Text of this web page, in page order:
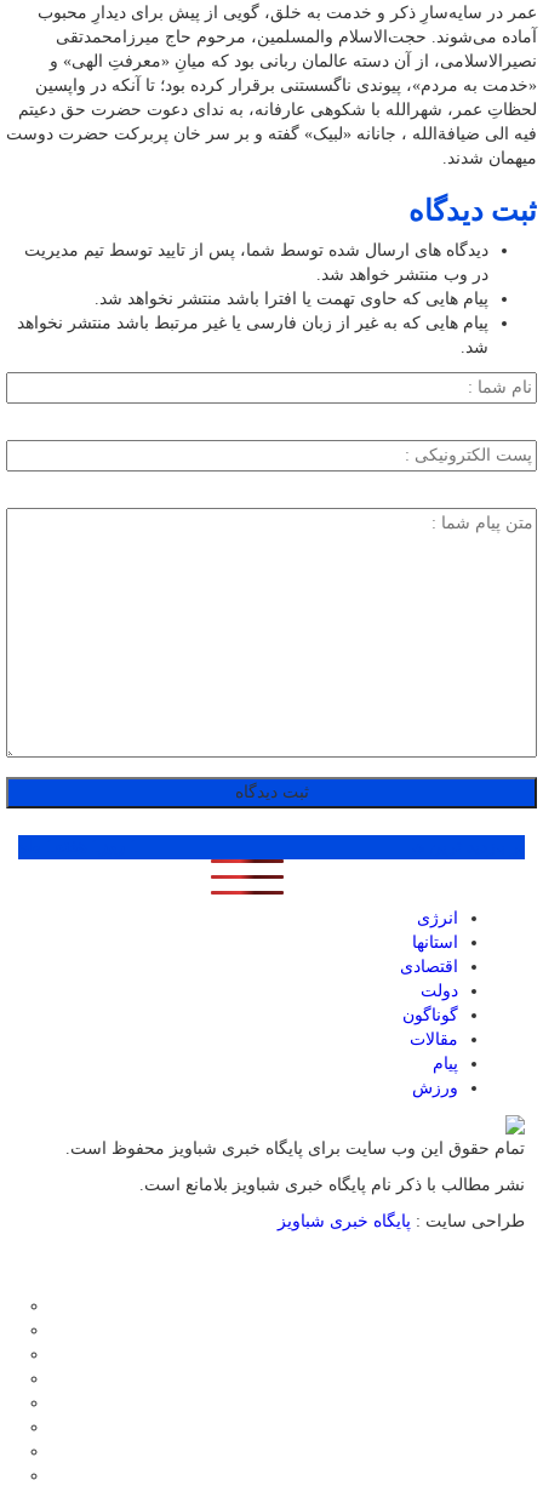
عمر در سایه‌سارِ ذکر و خدمت به خلق، گویی از پیش برای دیدارِ محبوب
آماده می‌شوند. حجت‌الاسلام والمسلمین، مرحوم حاج میرزامحمدتقی
نصیرالاسلامی، از آن دسته عالمان ربانی بود که میانِ «معرفتِ الهی» و
«خدمت به مردم»، پیوندی ناگسستنی برقرار کرده بود؛ تا آنکه در واپسین
لحظاتِ عمر، شهرالله با شکوهی عارفانه، به ندای دعوت حضرت حق دعیتم
فیه الی ضیافةالله ، جانانه «لبیک» گفته و بر سر خان پربرکت حضرت دوست
میهمان شدند.
ثبت دیدگاه
دیدگاه های ارسال شده توسط شما، پس از تایید توسط تیم مدیریت
در وب منتشر خواهد شد.
پیام هایی که حاوی تهمت یا افترا باشد منتشر نخواهد شد.
پیام هایی که به غیر از زبان فارسی یا غیر مرتبط باشد منتشر نخواهد
شد.
انرژی
استانها
اقتصادی
دولت
گوناگون
مقالات
پیام
ورزش
تمام حقوق این وب سایت برای پایگاه خبری شباویز محفوظ است.
نشر مطالب با ذکر نام پایگاه خبری شباویز بلامانع است.
طراحی سایت : پایگاه خبری شباویز